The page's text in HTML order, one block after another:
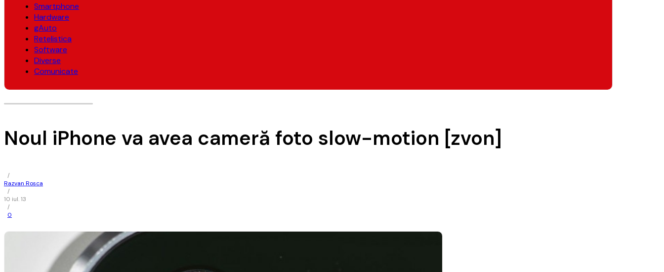
Smartphone
Hardware
gAuto
Retelistica
Software
Diverse
Comunicate
Noul iPhone va avea cameră foto slow-motion [zvon]
/
Razvan Rosca
/
10 iul. 13
/
0